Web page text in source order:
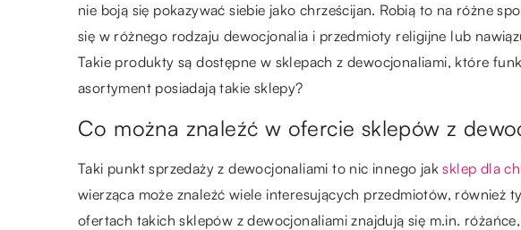
nie boją się pokazywać siebie jako chrześcijan. Robią to na różne
się w różnego rodzaju dewocjonalia i przedmioty religijne lub
Takie produkty są dostępne w sklepach z dewocjonaliami, które
asortyment posiadają takie sklepy?
Co można znaleźć w ofercie sklepów z
Taki punkt sprzedaży z dewocjonaliami to nic innego jaksklep dla
wierząca może znaleźć wiele interesujących przedmiotów, również
ofertach takich sklepów z dewocjonaliami znajdują się m.in.